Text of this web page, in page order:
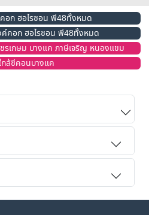
คอก ฮอไรซอน พี48ทั้งหมด
ค์คอก ฮอไรซอน พี48ทั้งหมด
รเกษม บางแค ภาษีเจริญ หนองแขม
กล้ซีคอนบางแค